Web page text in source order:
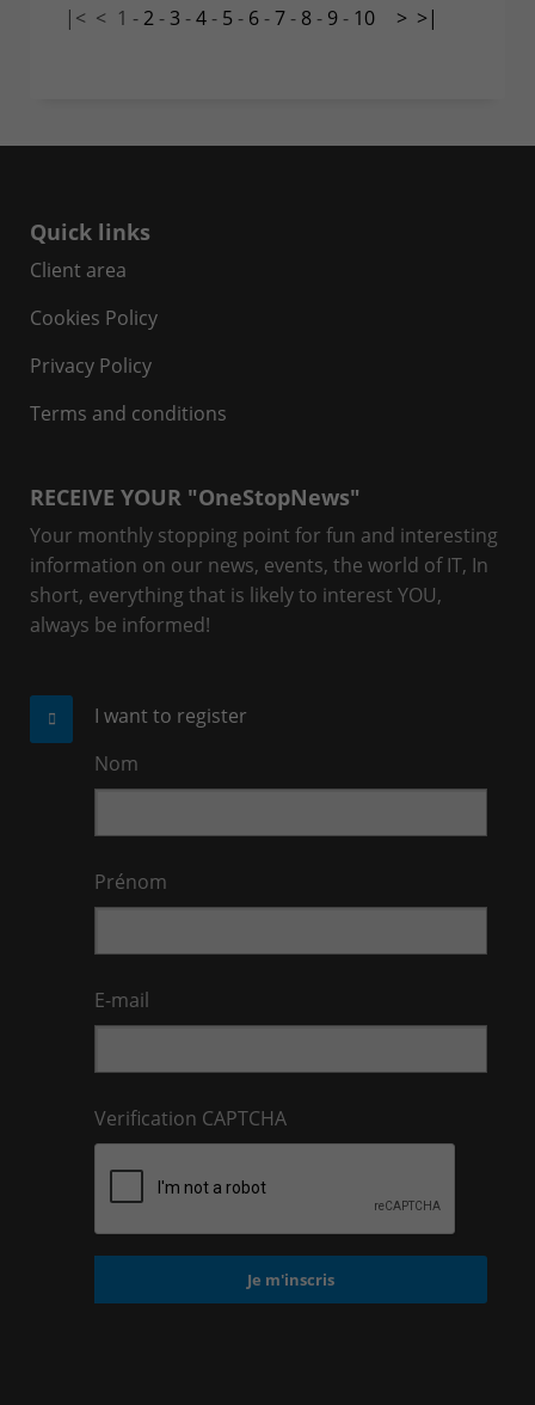
|< < 1 - 2- 3 -4- 5 - 6-7- 8- 9- 10 > >|
Quick links
Client area
Cookies Policy
Privacy Policy
Terms and conditions
RECEIVE YOUR "OneStopNews"
Your monthly stopping point for fun and interesting
information on our news, events, the world of IT, In
short, everything that is likely to interest YOU,
always be informed!
I want to register
Nom
Prénom
E-mail
Verification CAPTCHA